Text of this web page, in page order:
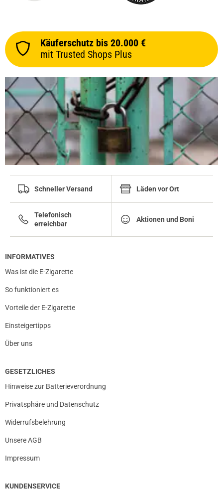
Käuferschutz bis 20.000 €
mit Trusted Shops Plus
Schneller Versand Läden vor Ort
Telefonisch
erreichbar
Aktionen und Boni
INFORMATIVES
Was ist die E-Zigarette
So funktioniert es
Vorteile der E-Zigarette
Einsteigertipps
Über uns
GESETZLICHES
Hinweise zur Batterieverordnung
Privatsphäre und Datenschutz
Widerrufsbelehrung
Unsere AGB
Impressum
KUNDENSERVICE